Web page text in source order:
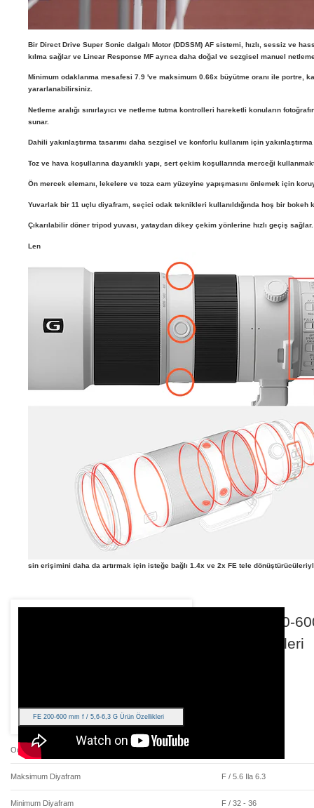
Bir Direct Drive Super Sonic dalgalı Motor (DDSSM) AF sistemi, hızlı, sessiz ve
kılma sağlar ve Linear Response MF ayrıca daha doğal ve sezgisel manuel
Minimum odaklanma mesafesi 7.9 've maksimum 0.66x büyütme oranı ile portre,
yararlanabilirsiniz.
Netleme aralığı sınırlayıcı ve netleme tutma kontrolleri hareketli konuların
sunar.
Dahili yakınlaştırma tasarımı daha sezgisel ve konforlu kullanım için
Toz ve hava koşullarına dayanıklı yapı, sert çekim koşullarında merceği
Ön mercek elemanı, lekelere ve toza cam yüzeyine yapışmasını önlemek için
Yuvarlak bir 11 uçlu diyafram, seçici odak teknikleri kullanıldığında hoş bir bokeh
Çıkarılabilir döner tripod yuvası, yataydan dikey çekim yönlerine hızlı geçiş sağlar.
Len
sin erişimini daha da artırmak için isteğe bağlı 1.4x ve 2x FE tele
FE 200-600 mm f / 5,6-6,3 G Ürün Özellikleri
Sony FE 200-
OSS Özellikleri
Odak Uzaklığı
Maksimum Diyafram F / 5.6 Ila 6.3
Minimum Diyafram F / 32 - 36